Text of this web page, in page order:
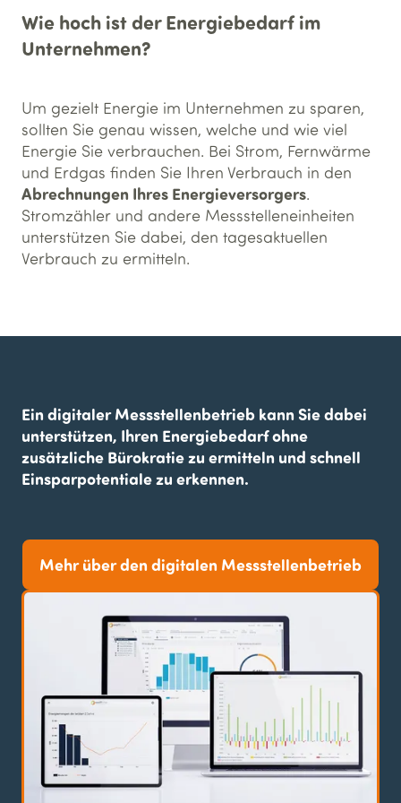
Wie hoch ist der Energiebedarf im
Unternehmen?
Um gezielt Energie im Unternehmen zu sparen,
sollten Sie genau wissen, welche und wie viel
Energie Sie verbrauchen. Bei Strom, Fernwärme
und Erdgas finden Sie Ihren Verbrauch in den
Abrechnungen Ihres Energieversorgers.
Stromzähler und andere Messstelleneinheiten
unterstützen Sie dabei, den tagesaktuellen
Verbrauch zu ermitteln.
Ein digitaler Messstellenbetrieb kann Sie dabei
unterstützen, Ihren Energiebedarf ohne
zusätzliche Bürokratie zu ermitteln und schnell
Einsparpotentiale zu erkennen.
Mehr über den digitalen Messstellenbetrieb